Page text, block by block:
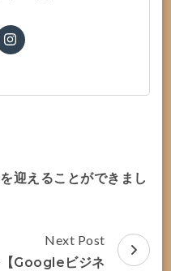
迎えることができまし
Next Post
Googleビジネ